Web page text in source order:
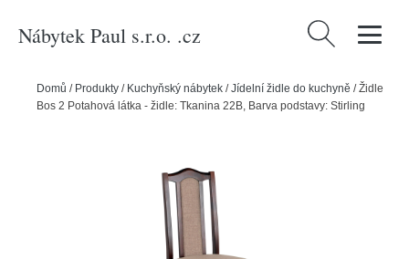
Nábytek Paul s.r.o. .cz Vyhledávání
Domů / Produkty / Kuchyňský nábytek /Jídelní židle do kuchyně /Židle
Bos 2 Potahová látka - židle: Tkanina 22B, Barva podstavy: Stirling